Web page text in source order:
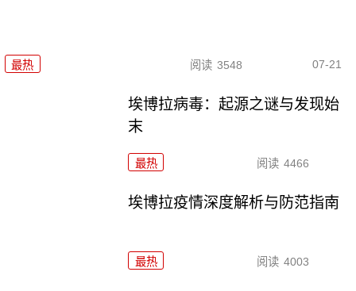
最热 阅读 3548 07-21
埃博拉病毒：起源之谜与发现始
末
最热 阅读 4466
埃博拉疫情深度解析与防范指南
最热 阅读 4003